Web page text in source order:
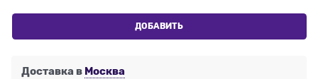
ДОБАВИТЬ
Доставка в Москва